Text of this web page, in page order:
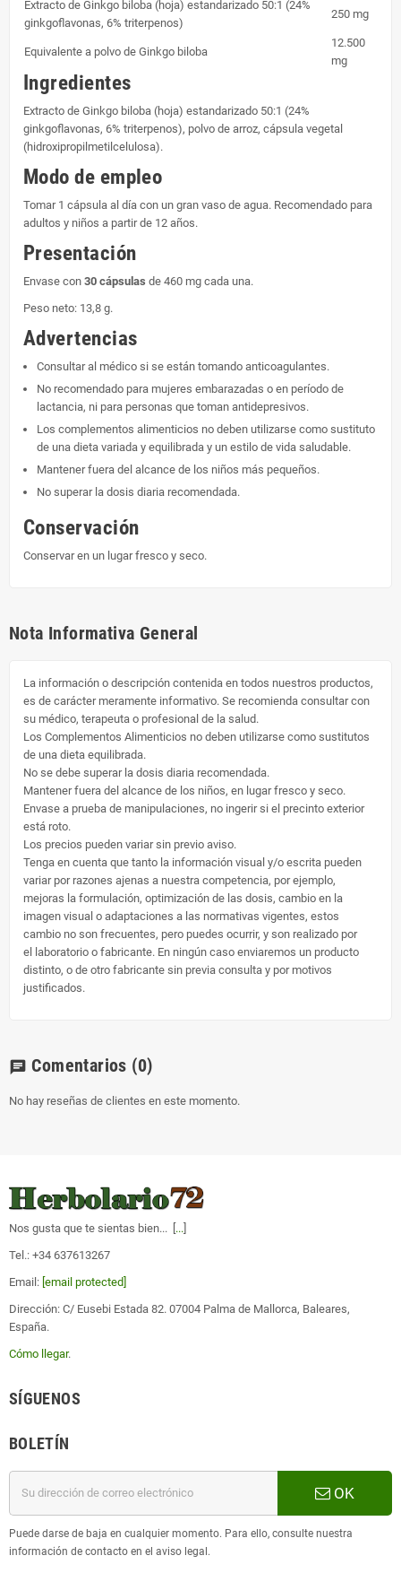
Extracto de Ginkgo biloba (hoja) estandarizado 50:1 (24%
ginkgoflavonas, 6% triterpenos)
250 mg
Equivalente a polvo de Ginkgo biloba
12.500
mg
Ingredientes
Extracto de Ginkgo biloba (hoja) estandarizado 50:1 (24%
ginkgoflavonas, 6% triterpenos), polvo de arroz, cápsula vegetal
(hidroxipropilmetilcelulosa).
Modo de empleo
Tomar 1 cápsula al día con un gran vaso de agua. Recomendado para
adultos y niños a partir de 12 años.
Presentación
Envase con 30 cápsulas de 460 mg cada una.
Peso neto: 13,8 g.
Advertencias
Consultar al médico si se están tomando anticoagulantes.
No recomendado para mujeres embarazadas o en período de
lactancia, ni para personas que toman antidepresivos.
Los complementos alimenticios no deben utilizarse como sustituto
de una dieta variada y equilibrada y un estilo de vida saludable.
Mantener fuera del alcance de los niños más pequeños.
No superar la dosis diaria recomendada.
Conservación
Conservar en un lugar fresco y seco.
Nota Informativa General
La información o descripción contenida en todos nuestros productos,
es de carácter meramente informativo. Se recomienda consultar con
su médico, terapeuta o profesional de la salud.
Los Complementos Alimenticios no deben utilizarse como sustitutos
de una dieta equilibrada.
No se debe superar la dosis diaria recomendada.
Mantener fuera del alcance de los niños, en lugar fresco y seco.
Envase a prueba de manipulaciones, no ingerir si el precinto exterior
está roto.
Los precios pueden variar sin previo aviso.
Tenga en cuenta que tanto la información visual y/o escrita pueden
variar por razones ajenas a nuestra competencia, por ejemplo,
mejoras la formulación, optimización de las dosis, cambio en la
imagen visual o adaptaciones a las normativas vigentes, estos
cambio no son frecuentes, pero puedes ocurrir, y son realizado por
el laboratorio o fabricante. En ningún caso enviaremos un producto
distinto, o de otro fabricante sin previa consulta y por motivos
justificados.
chat Comentarios (0)
No hay reseñas de clientes en este momento.
Nos gusta que te sientas bien... [ ...
Tel.: +34 637613267
Email: [email protected]
Dirección: C/ Eusebi Estada 82. 07004 Palma de Mallorca, Baleares,
España.
Cómo llegar.
SÍGUENOS
BOLETÍN
OK
Puede darse de baja en cualquier momento. Para ello, consulte nuestra
información de contacto en el aviso legal.